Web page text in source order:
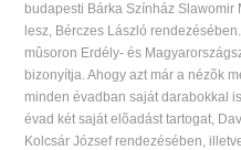
budapesti Bárka Színház
lesz, Bérczes László
mûsoron Erdély- és
bizonyítja. Ahogy azt már a nézõk
minden évadban saját darabokkal
évad két saját elõadást tartogat,
Kolcsár József rendezésében,